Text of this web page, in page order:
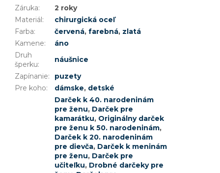
Záruka:
2 roky
Materiál :
chirurgická oceľ
Farba: červená, farebná, zlatá
Kamene:
áno
Druh
šperku:
náušnice
Zapínanie:
puzety
Pre koho: dámske, detské
Darček k 40. narodeninám
pre ženu, Darček pre
kamarátku, Originálny darček
pre ženu k 50. narodeninám,
Darček k 20. narodeninám
pre dievča, Darček k meninám
pre ženu, Darček pre
učiteľku, Drobné darčeky pre